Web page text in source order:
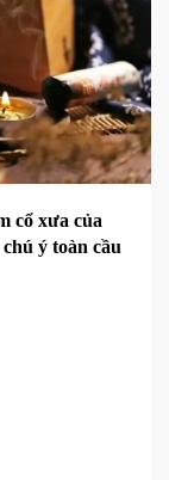
cổ xưa của
ý toàn cầu